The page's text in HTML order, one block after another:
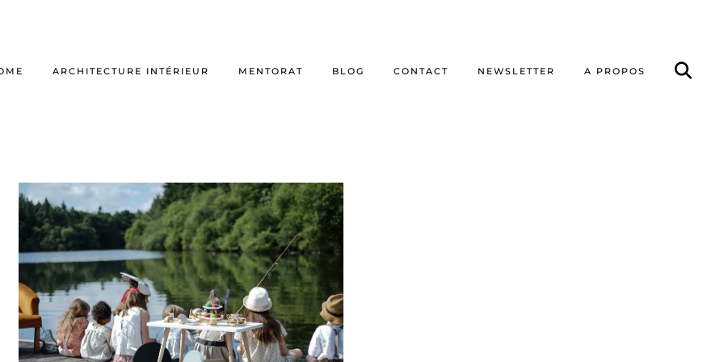
ARCHITECTURE INTÉRIEUR MENTORAT BLOG CONTACT NEWSLETTER A PROPOS